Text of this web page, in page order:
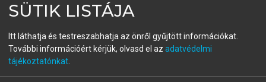
fiókoddal,vagy hozz létre új fiókot.
A regisztráció után apróbaidőszakautomatikusan
SÜTIK LISTÁJA
Itt láthatja és testreszabhatja az önről gyűjtött információkat.
További információért kérjük, olvasd el az adatvédelmi
tájékoztatónkat